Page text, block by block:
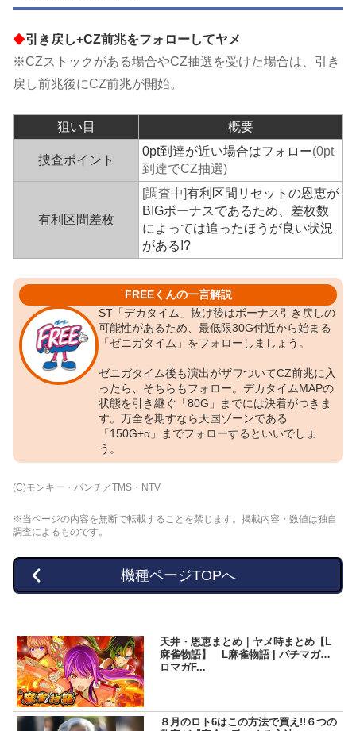
◆引き戻し+CZ前兆をフォローしてヤメ
※CZストックがある場合やCZ抽選を受けた場合は、引き
戻し前兆後にCZ前兆が開始。
狙い目 概要
捜査ポイント
0pt到達が近い場合はフォロー(0pt
到達でCZ抽選)
有利区間差枚
[調査中]有利区間リセットの恩恵が
BIGボーナスであるため、差枚数
によっては追ったほうが良い状況
がある!?
FREEくんの一言解説
ST「デカタイム」抜け後はボーナス引き戻しの
可能性があるため、最低限30G付近から始まる
「ゼニガタイム」をフォローしましょう。
ゼニガタイム後も演出がザワついてCZ前兆に入
ったら、そちらもフォロー。デカタイムMAPの
状態を引き継ぐ「80G」までには決着がつきま
す。万全を期すなら天国ゾーンである
「150G+α」までフォローするといいでしょ
う。
(C)モンキー・パンチ／TMS・NTV
※当ページの内容を無断で転載することを禁じます。掲載内容・数値は独自
調査によるものです。
機種ページTOPへ
天井・恩恵まとめ｜ヤメ時まとめ【L
麻雀物語】 L麻雀物語 | パチマガス
ロマガF...
８月のロト6はこの方法で買え!!６つの